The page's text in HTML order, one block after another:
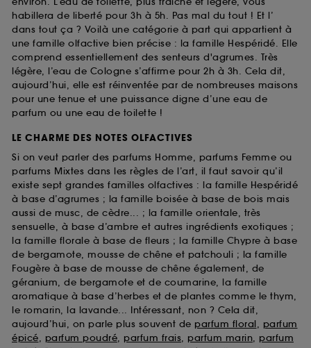
habillera de liberté pour 3h à 5h. Pas mal du tout ! Et l’
dans tout ça ? Voilà une catégorie à part qui appartient à
une famille olfactive bien précise : la famille Hespéridé. Elle
comprend essentiellement des senteurs d'agrumes. Très
légère, l’eau de Cologne s’affirme pour 2h à 3h. Cela dit,
aujourd’hui, elle est réinventée par de nombreuses maisons
pour une tenue et une puissance digne d’une eau de
parfum ou une eau de toilette !
LE CHARME DES NOTES OLFACTIVES
Si on veut parler des parfums Homme, parfums Femme ou
parfums Mixtes dans les règles de l’art, il faut savoir qu’il
existe sept grandes familles olfactives : la famille Hespéridé
à base d’agrumes ; la famille boisée à base de bois mais
aussi de musc, de cèdre... ; la famille orientale, très
sensuelle, à base d’ambre et autres ingrédients exotiques ;
la famille florale à base de fleurs ; la famille Chypre à base
de bergamote, mousse de chêne et patchouli ; la famille
Fougère à base de mousse de chêne également, de
géranium, de bergamote et de coumarine, la famille
aromatique à base d’herbes et de plantes comme le thym,
le romarin, la lavande... Intéressant, non ? Cela dit,
aujourd’hui, on parle plus souvent de parfum floral, parfum
épicé, parfum poudré, parfum frais, parfum marin, parfum